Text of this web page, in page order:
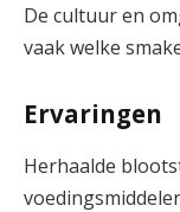
De cultuur en
vaak welke
Ervaringen
Herhaalde